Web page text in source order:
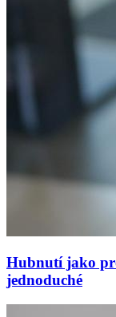
Hubnutí jako
jednoduché